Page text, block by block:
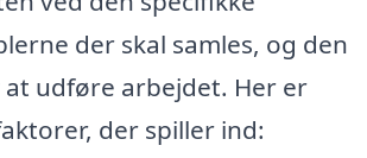
der skal samles, og den
udføre arbejdet. Her er
der spiller ind: